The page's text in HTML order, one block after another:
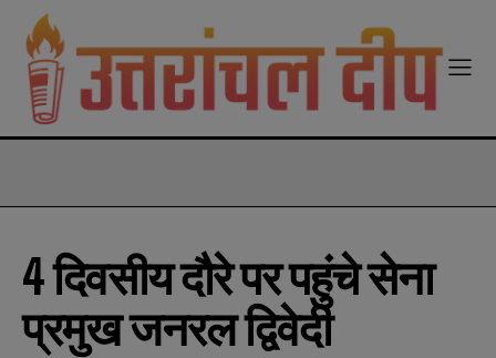
4 दिवसीय दौरे पर पहुंचे सेना
प्रमुख जनरल द्विवेदी